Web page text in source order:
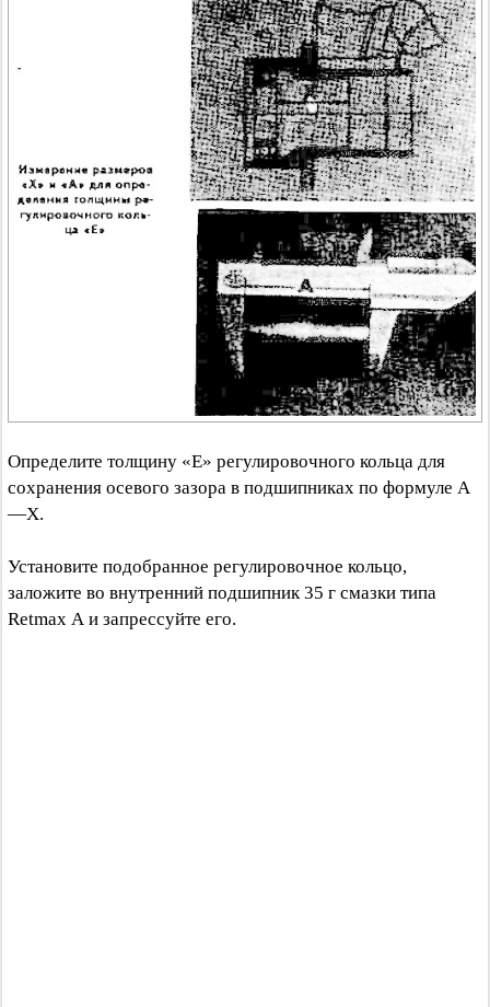
Определите толщину «Е» регулировочного кольца для
сохранения осевого зазора в подшипниках по формуле А
—X.
Установите подобранное регулировочное кольцо,
заложите во внутренний подшипник 35 г смазки типа
Retmax А и запрессуйте его.